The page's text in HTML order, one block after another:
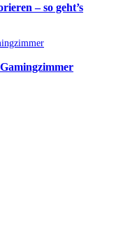
– so geht’s